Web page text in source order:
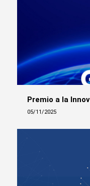
Premio a la
05/11/2025